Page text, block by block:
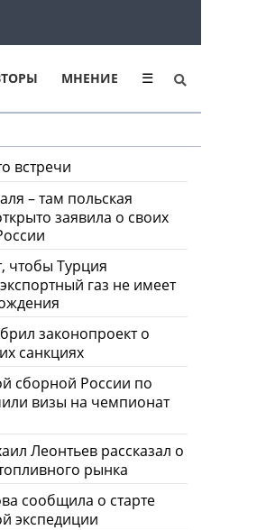
МНЕНИЕ ☰
встречи
– там польская
заявила о своих
чтобы Турция
газ не имеет
законопроект о
санкциях
сборной России по
визы на чемпионат
Леонтьев рассказал о
рынка
сообщила о старте
экспедиции